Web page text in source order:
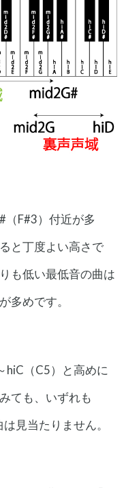
（F#3）付近が多
と丁度よい高さで
も低い最低音の曲は
多めです。
hiC（C5）と高めに
ても、いずれも
見当たりません。